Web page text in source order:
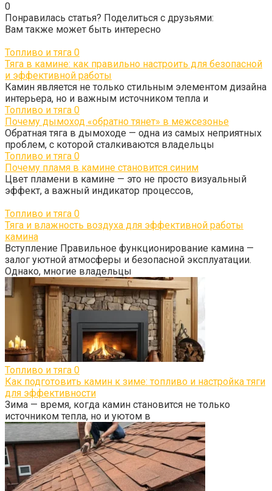
0
Понравилась статья? Поделиться с друзьями:
Вам также может быть интересно
Топливо и тяга 0
Тяга в камине: как правильно настроить для безопасной
и эффективной работы
Камин является не только стильным элементом дизайна
интерьера, но и важным источником тепла и
Топливо и тяга 0
Почему дымоход «обратно тянет» в межсезонье
Обратная тяга в дымоходе — одна из самых неприятных
проблем, с которой сталкиваются владельцы
Топливо и тяга 0
Почему пламя в камине становится синим
Цвет пламени в камине — это не просто визуальный
эффект, а важный индикатор процессов,
Топливо и тяга 0
Тяга и влажность воздуха для эффективной работы
камина
Вступление Правильное функционирование камина —
залог уютной атмосферы и безопасной эксплуатации.
Однако, многие владельцы
Топливо и тяга 0
Как подготовить камин к зиме: топливо и настройка тяги
для эффективности
Зима — время, когда камин становится не только
источником тепла, но и уютом в